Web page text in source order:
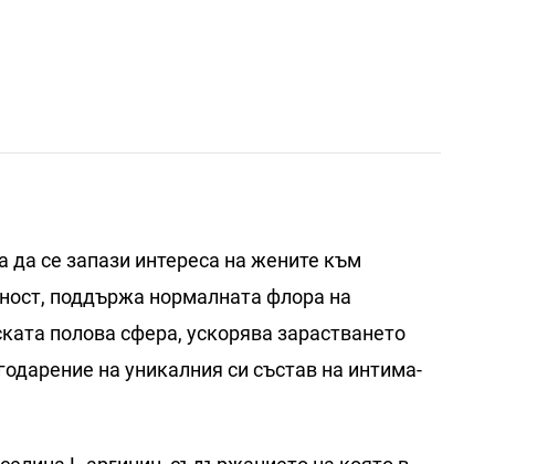
да се запази интереса на жените към
поддържа нормалната флора на
полова сфера, ускорява зарастването
на уникалния си състав на интима-